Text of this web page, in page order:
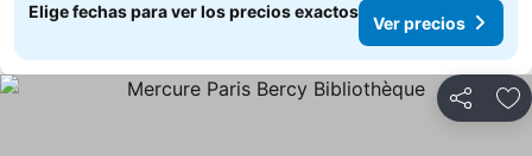
Elige fechas para ver los precios exactos
Ver precios
Compartir